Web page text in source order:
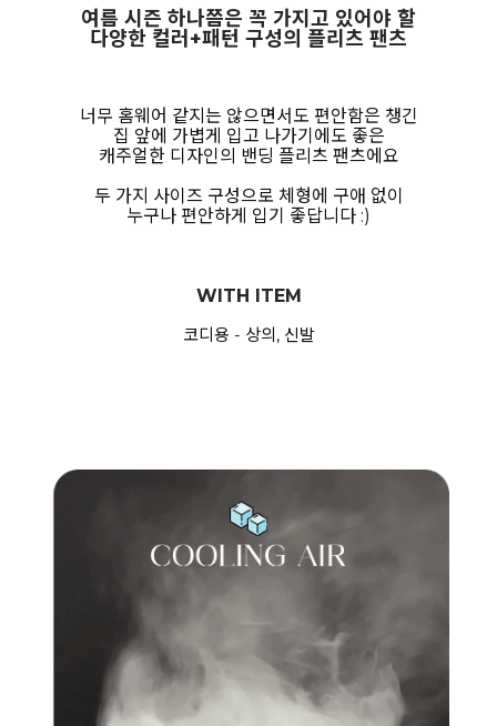
여름 시즌 하나쯤은 꼭 가지고 있어야 할
다양한 컬러+패턴 구성의 플리츠 팬츠
너무 홈웨어 같지는 않으면서도 편안함은 챙긴
집 앞에 가볍게 입고 나가기에도 좋은
캐주얼한 디자인의 밴딩 플리츠 팬츠에요
두 가지 사이즈 구성으로 체형에 구애 없이
누구나 편안하게 입기 좋답니다 :)
WITH ITEM
코디용 - 상의, 신발